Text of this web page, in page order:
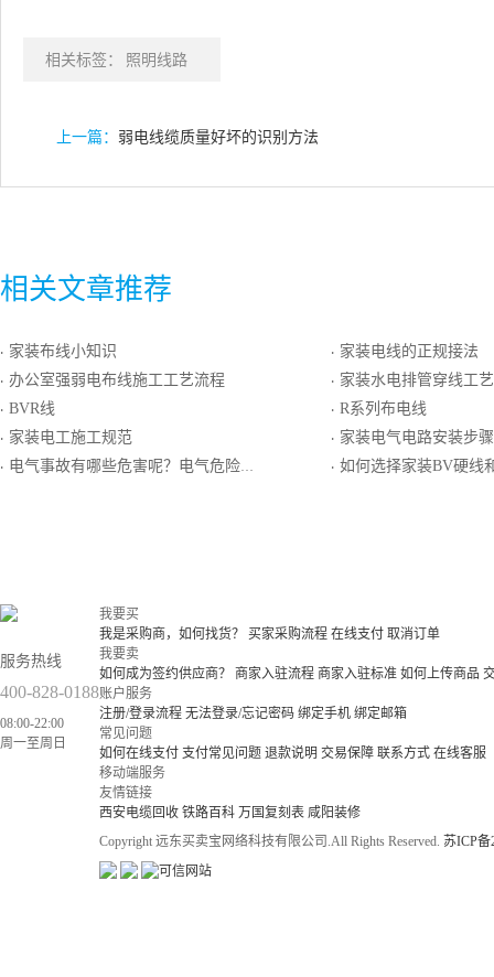
相关标签： 照明线路
上一篇： 弱电线缆质量好坏的识别方法
相关文章推荐
· 家装布线小知识
· 办公室强弱电布线施工工艺流程
· BVR线
· 家装电工施工规范
· 电气事故有哪些危害呢？电气危险因素介绍
· 家装电线的正规接法
· 家装水电排管穿线工
· R系列布电线
· 家装电气电路安装步
· 如何选择家装BV硬线
服务热线
400-828-0188
08:00-22:00
周一至周日
我要买
我是采购商，如何找货？
买家采购流程 在线支付 取消订单
我要卖
如何成为签约供应商？
商家入驻流程 商家入驻标准 如何上传商品
账户服务
注册/登录流程 无法登录/忘记密码 绑定手机 绑定邮箱
常见问题
如何在线支付 支付常见问题 退款说明 交易保障 联系方式 在线客服
移动端服务
友情链接
西安电缆回收 铁路百科 万国复刻表 咸阳装修
Copyright 远东买卖宝网络科技有限公司.All Rights Reserved. 苏ICP备